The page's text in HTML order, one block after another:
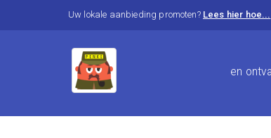
Uw lokale aanbieding promoten? Lees hier hoe...
en